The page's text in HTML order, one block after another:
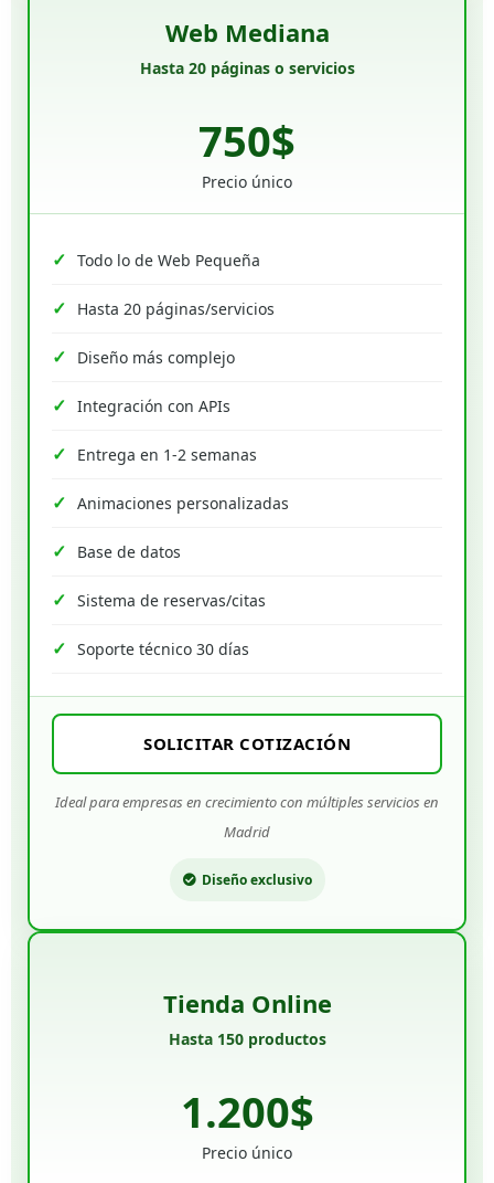
Web Mediana
Hasta 20 páginas o servicios
750$
Precio único
Todo lo de Web Pequeña
Hasta 20 páginas/servicios
Diseño más complejo
Integración con APIs
Entrega en 1-2 semanas
Animaciones personalizadas
Base de datos
Sistema de reservas/citas
Soporte técnico 30 días
SOLICITAR COTIZACIÓN
Ideal para empresas en crecimiento con múltiples servicios en
Madrid
Diseño exclusivo
Tienda Online
Hasta 150 productos
1.200$
Precio único